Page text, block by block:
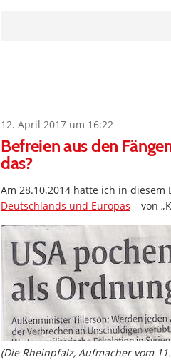
12. April 2017 um 16:22
Befreien aus den
das?
Am 28.10.2014 hatte ich in diesem
Deutschlands und Europas – von
(Die Rheinpfalz, Aufmacher vom